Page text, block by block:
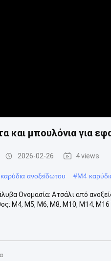
και μπουλόνια για
2026-02-26 4 views
ανοξείδωτου #M4
Ονομασία: Ατσάλι από
M4, M5, M6, M8, M10, M14, M16